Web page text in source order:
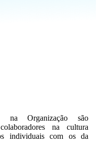
na Organização são
na cultura
individuais com os da